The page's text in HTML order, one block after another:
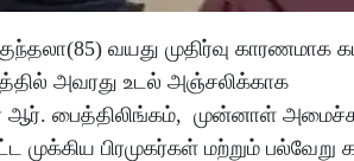
வயது முதிர்வு காரணமாக
அவரது உடல் அஞ்சலிக்காக
ஆர். பைத்திலிங்கம், முன்னாள்
பிரமுகர்கள் மற்றும் பல்வேறு